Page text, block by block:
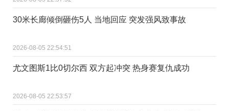
30米长廊倾倒砸伤5人 当地回应 突发强风致事故
2026-08-05 22:54:51
尤文图斯1比0切尔西 双方起冲突 热身赛复仇成功
2026-08-05 22:53:57